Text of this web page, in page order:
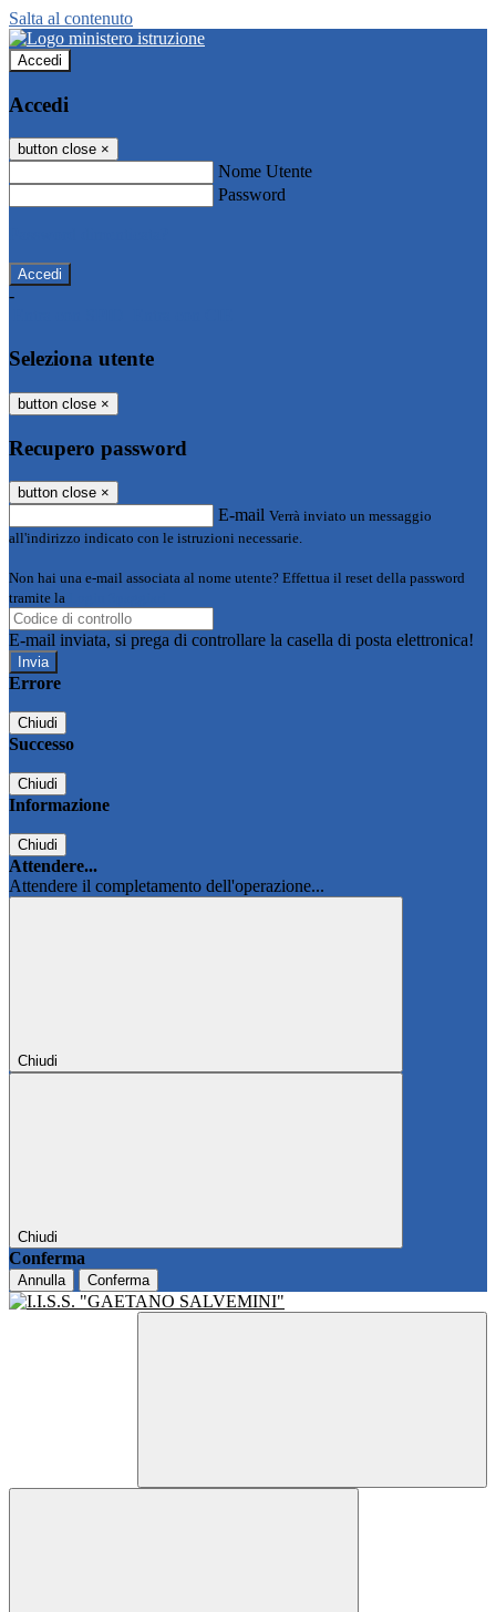
Salta al contenuto
Accedi
Accedi
button close ×
Nome Utente
Password
-
Seleziona utente
button close ×
Recupero password
button close ×
E-mail Verrà inviato un messaggio
all'indirizzo indicato con le istruzioni necessarie.
Non hai una e-mail associata al nome utente? Effettua il reset della password
tramite la
E-mail inviata, si prega di controllare la casella di posta elettronica!
Errore
Chiudi
Successo
Chiudi
Informazione
Chiudi
Attendere...
Attendere il completamento dell'operazione...
Chiudi
Chiudi
Conferma
Annulla Conferma